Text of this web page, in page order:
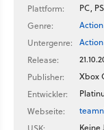
Plattform:
PC,
Genre:
Action
Untergenre:
Release:
Publisher:
Xbox
Entwickler:
Webseite:
Keine